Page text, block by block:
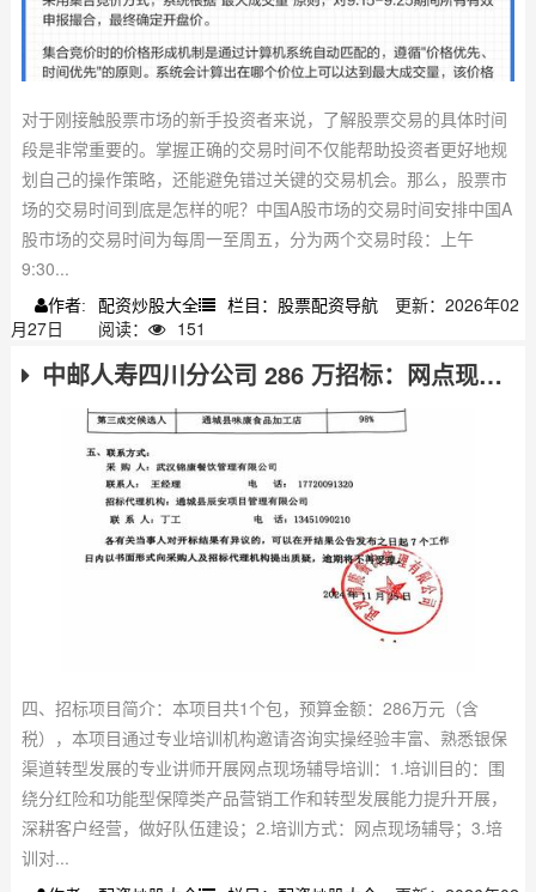
对于刚接触股票市场的新手投资者来说，了解股票交易的具体时间
段是非常重要的。掌握正确的交易时间不仅能帮助投资者更好地规
划自己的操作策略，还能避免错过关键的交易机会。那么，股票市
场的交易时间到底是怎样的呢？中国A股市场的交易时间安排中国A
股市场的交易时间为每周一至周五，分为两个交易时段：上午
9:30...
作者: 配资炒股大全 栏目：股票配资导航
更新：2026年02
月27日
阅读： 151
中邮人寿四川分公司 286 万招标：网点现场辅导培训供应商要求
四、招标项目简介：本项目共1个包，预算金额：286万元（含
税），本项目通过专业培训机构邀请咨询实操经验丰富、熟悉银保
渠道转型发展的专业讲师开展网点现场辅导培训：1.培训目的：围
绕分红险和功能型保障类产品营销工作和转型发展能力提升开展，
深耕客户经营，做好队伍建设；2.培训方式：网点现场辅导；3.培
训对...